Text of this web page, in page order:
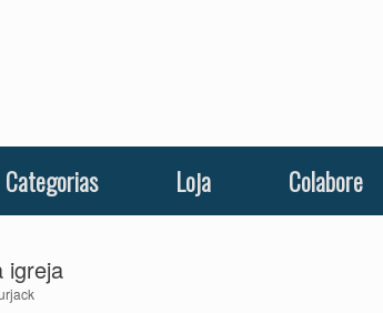
Categorias Loja Colabore
igreja